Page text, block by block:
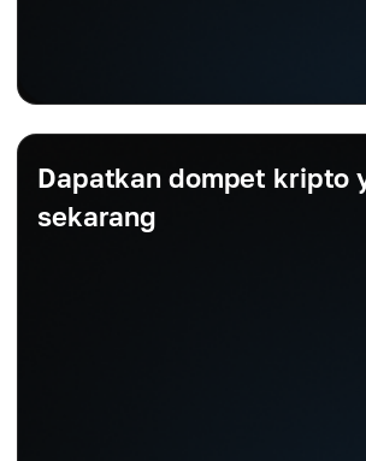
Dapatkan dompet kripto
sekarang